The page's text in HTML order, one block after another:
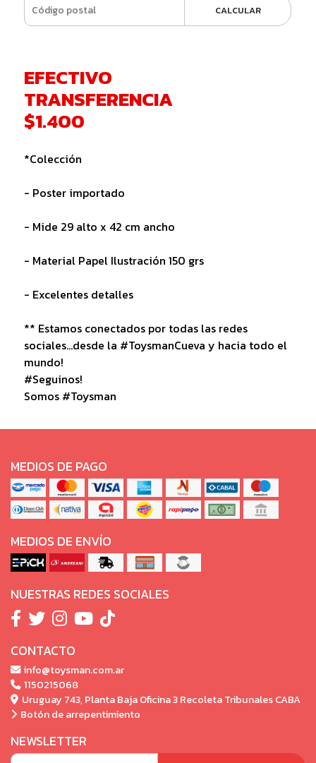
CALCULAR
EFECTIVO
TRANSFERENCIA
$1.400
*Colección
- Poster importado
- Mide 29 alto x 42 cm ancho
- Material Papel Ilustración 150 grs
- Excelentes detalles
** Estamos conectados por todas las redes
sociales...desde la #ToysmanCueva y hacia todo el
mundo!
#Seguinos!
Somos #Toysman
MEDIOS DE PAGO
MEDIOS DE ENVÍO
NUESTRAS REDES SOCIALES
CONTACTO
info@toysman.com.ar
1150215068
Uruguay 743, Planta Baja Oficina 3 Recoleta Tribunales CABA
Botón de arrepentimiento
NEWSLETTER